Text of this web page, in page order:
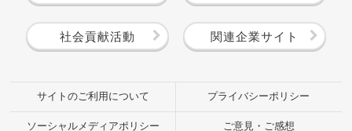
社会貢献活動 関連企業サイト
サイトのご利用について プライバシーポリシー
ソーシャルメディアポリシー ご意見・ご感想